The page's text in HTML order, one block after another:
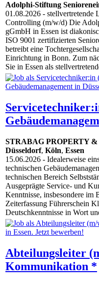
Adolphi-Stiftung
01.08.2026 - stellvertretende
Controlling (m/w/d) Die
gGmbH in Essen ist
ISO 9001 zertifizierten
betreibt eine
Einrichtung in Bonn. Zum
Sie in Essen als
STRABAG PROPERTY
Düsseldorf, Köln, Essen
15.06.2026 - Idealerweise
technischen
technischen Bereich
Ausgeprägte Service- und
Kenntnisse, insbesondere im
Zeiterfassung Führerschein
Deutschkenntnisse in Wort
Abteilungsleiter
Kommunikation *